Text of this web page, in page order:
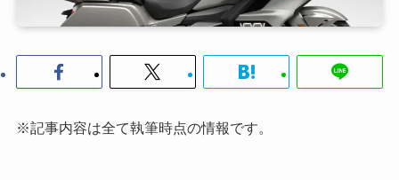
※記事内容は全て執筆時点の情報です。